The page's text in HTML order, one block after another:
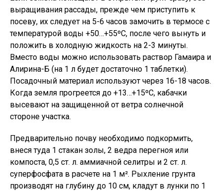
выращивания рассады, прежде чем приступить к
посеву, их следует на 5-6 часов замочить в термосе с
температурой воды +50…+55ºС, после чего вынуть и
положить в холодную жидкость на 2-3 минуты.
Вместо воды можно использовать раствор Гамаира и
Алирина-Б (на 1 л будет достаточно 1 таблетки).
Посадочный материал используют через 16-18 часов.
Когда земля прогреется до +13…+15ºС, кабачки
высевают на защищенной от ветра солнечной
стороне участка.
Предварительно почву необходимо подкормить,
внеся туда 1 стакан золы, 2 ведра перегноя или
компоста, 0,5 ст. л. аммиачной селитры и 2 ст. л.
суперфосфата в расчете на 1 м². Рыхление грунта
производят на глубину до 10 см, кладут в лунки по 1